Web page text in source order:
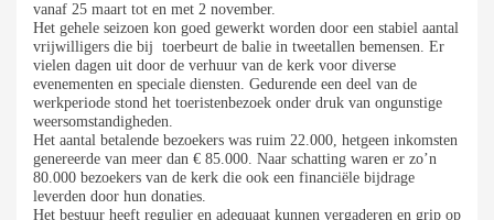
vanaf 25 maart tot en met 2 november.
Het gehele seizoen kon goed gewerkt worden door een stabiel aantal
vrijwilligers die bij toerbeurt de balie in tweetallen bemensen. Er
vielen dagen uit door de verhuur van de kerk voor diverse
evenementen en speciale diensten. Gedurende een deel van de
werkperiode stond het toeristenbezoek onder druk van ongunstige
weersomstandigheden.
Het aantal betalende bezoekers was ruim 22.000, hetgeen inkomsten
genereerde van meer dan € 85.000. Naar schatting waren er zo’n
80.000 bezoekers van de kerk die ook een financiële bijdrage
leverden door hun donaties.
Het bestuur heeft regulier en adequaat kunnen vergaderen en grip op